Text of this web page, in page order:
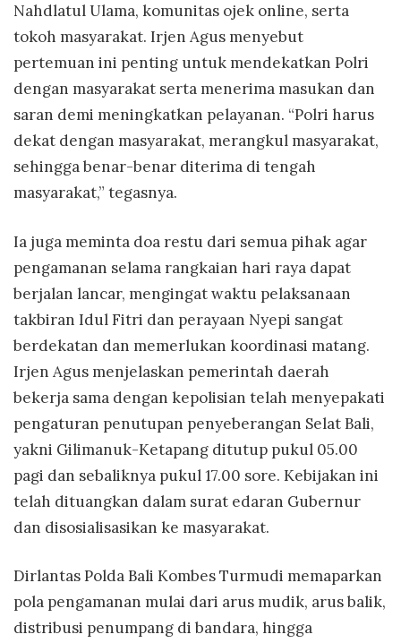
Nahdlatul Ulama, komunitas ojek online, serta
tokoh masyarakat. Irjen Agus menyebut
pertemuan ini penting untuk mendekatkan Polri
dengan masyarakat serta menerima masukan dan
saran demi meningkatkan pelayanan. “Polri harus
dekat dengan masyarakat, merangkul masyarakat,
sehingga benar-benar diterima di tengah
masyarakat,” tegasnya.
Ia juga meminta doa restu dari semua pihak agar
pengamanan selama rangkaian hari raya dapat
berjalan lancar, mengingat waktu pelaksanaan
takbiran Idul Fitri dan perayaan Nyepi sangat
berdekatan dan memerlukan koordinasi matang.
Irjen Agus menjelaskan pemerintah daerah
bekerja sama dengan kepolisian telah menyepakati
pengaturan penutupan penyeberangan Selat Bali,
yakni Gilimanuk-Ketapang ditutup pukul 05.00
pagi dan sebaliknya pukul 17.00 sore. Kebijakan ini
telah dituangkan dalam surat edaran Gubernur
dan disosialisasikan ke masyarakat.
Dirlantas Polda Bali Kombes Turmudi memaparkan
pola pengamanan mulai dari arus mudik, arus balik,
distribusi penumpang di bandara, hingga